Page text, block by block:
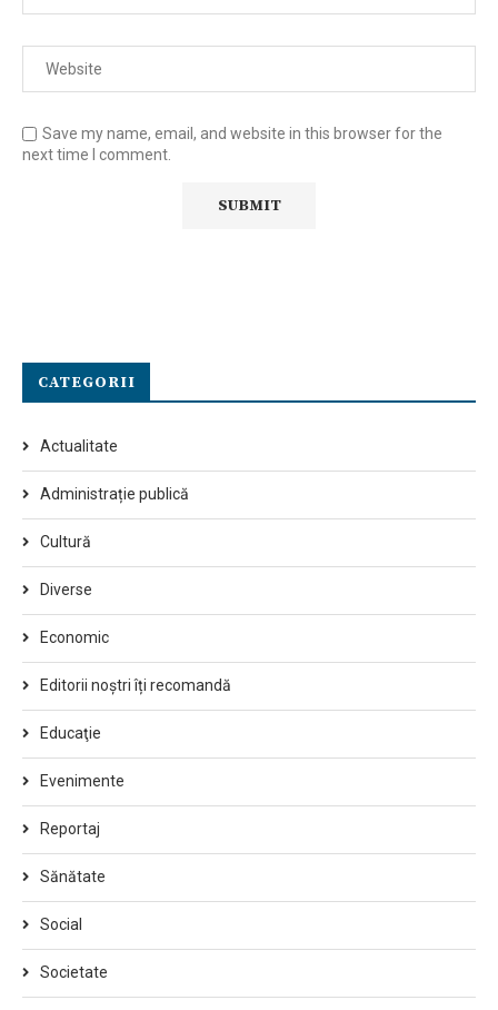
Save my name, email, and website in this browser for the
next time I comment.
CATEGORII
Actualitate
Administrație publică
Cultură
Diverse
Economic
Editorii noștri îți recomandă
Educaţie
Evenimente
Reportaj
Sănătate
Social
Societate